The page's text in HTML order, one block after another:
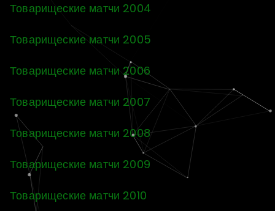
Товарищеские матчи 2004
Товарищеские матчи 2005
Товарищеские матчи 2006
Товарищеские матчи 2007
Товарищеские матчи 2008
Товарищеские матчи 2009
Товарищеские матчи 2010